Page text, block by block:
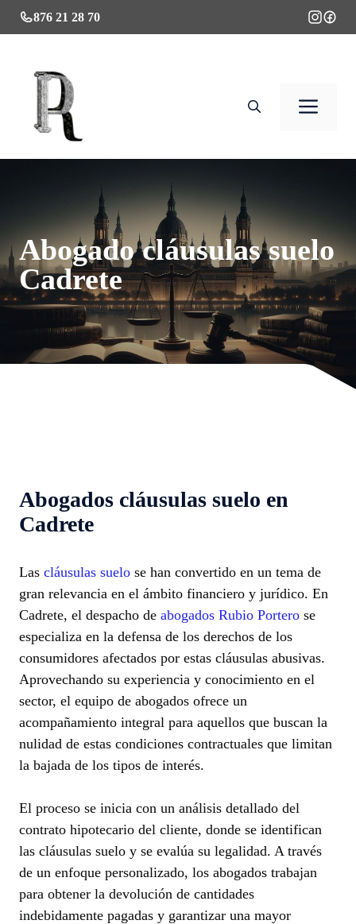
Saltar
al
876 21 28 70
Abogado cláusulas suelo
Cadrete
Abogados cláusulas suelo en
Cadrete
Las cláusulas suelo se han convertido en un tema de
gran relevancia en el ámbito financiero y jurídico. En
Cadrete, el despacho de abogados Rubio Portero se
especializa en la defensa de los derechos de los
consumidores afectados por estas cláusulas abusivas.
Aprovechando su experiencia y conocimiento en el
sector, el equipo de abogados ofrece un
acompañamiento integral para aquellos que buscan la
nulidad de estas condiciones contractuales que limitan
la bajada de los tipos de interés.
El proceso se inicia con un análisis detallado del
contrato hipotecario del cliente, donde se identifican
las cláusulas suelo y se evalúa su legalidad. A través
de un enfoque personalizado, los abogados trabajan
para obtener la devolución de cantidades
indebidamente pagadas y garantizar una mayor